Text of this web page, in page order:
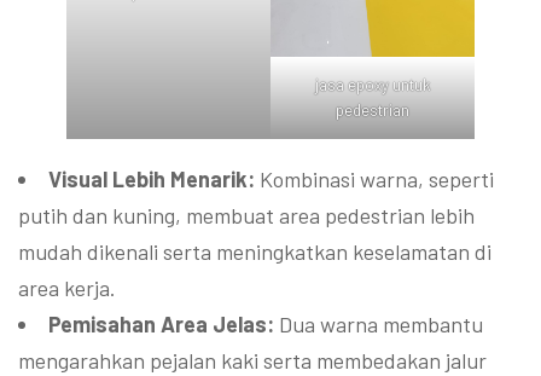
jasa epoxy untuk
pedestrian
Visual Lebih Menarik: Kombinasi warna, seperti
putih dan kuning, membuat area pedestrian lebih
mudah dikenali serta meningkatkan keselamatan di
area kerja.
Pemisahan Area Jelas: Dua warna membantu
mengarahkan pejalan kaki serta membedakan jalur